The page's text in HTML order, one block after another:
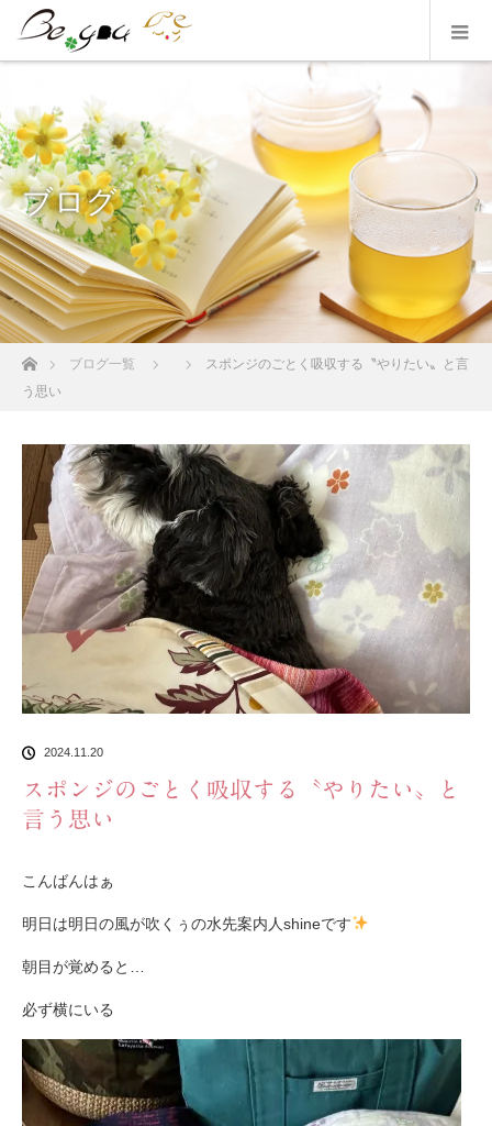
ブログ
ホームブログ一覧
スポンジのごとく吸収する〝やりたい〟と言
う思い
2024.11.20
スポンジのごとく吸収する〝やりたい〟と
言う思い
こんばんはぁ
明日は明日の風が吹くぅの水先案内人shineです
朝目が覚めると…
必ず横にいる